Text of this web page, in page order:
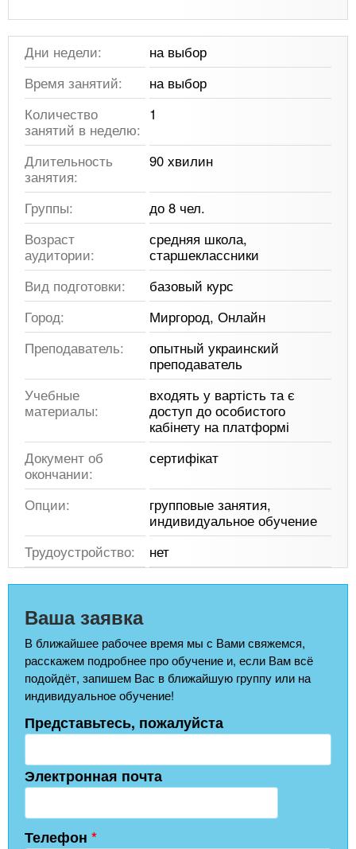
Дни недели:
на выбор
Время занятий:
на выбор
Количество
занятий в неделю:
1
Длительность
занятия:
90 хвилин
Группы:
до 8 чел.
Возраст
аудитории:
средняя школа,
старшеклассники
Вид подготовки:
базовый курс
Город:
Миргород, Онлайн
Преподаватель:
опытный украинский
преподаватель
Учебные
материалы:
входять у вартість та є
доступ до особистого
кабінету на платформі
Документ об
окончании:
сертифікат
Опции:
групповые занятия,
индивидуальное обучение
Трудоустройство:
нет
Ваша заявка
В ближайшее рабочее время мы с Вами свяжемся,
расскажем подробнее про обучение и, если Вам всё
подойдёт, запишем Вас в ближайшую группу или на
индивидуальное обучение!
Представьтесь, пожалуйста
Электронная почта
Телефон *